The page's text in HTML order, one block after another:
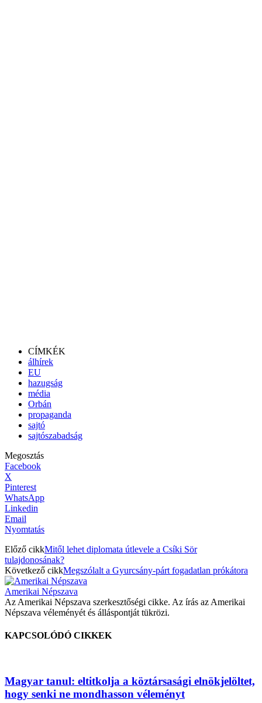
CÍMKÉK
álhírek
EU
hazugság
média
Orbán
propaganda
sajtó
sajtószabadság
Megosztás
Facebook
X
Pinterest
WhatsApp
Linkedin
Email
Nyomtatás
Előző cikkMitől lehet diplomata útlevele a Csíki Sör
tulajdonosának?
Következő cikkMegszólalt a Gyurcsány-párt fogadatlan prókátora
Amerikai Népszava
Az Amerikai Népszava szerkesztőségi cikke. Az írás az Amerikai
Népszava véleményét és álláspontját tükrözi.
KAPCSOLÓDÓ CIKKEK
Magyar tanul: eltitkolja a köztársasági elnökjelöltet,
hogy senki ne mondhasson véleményt